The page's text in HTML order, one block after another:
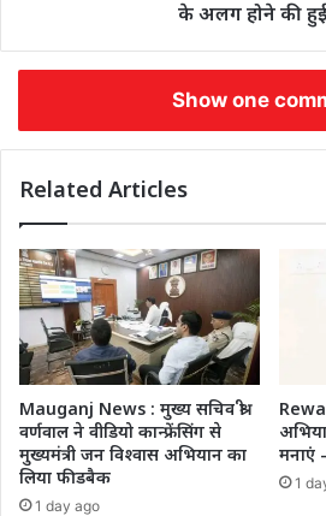
के अलग होने की हुई
Show one
Related Articles
Mauganj News : मुख्य सचिव श्री
वर्णवाल ने वीडियो कान्फ्रेंसिंग से
मुख्यमंत्री जन विश्वास अभियान का
लिया फीडबैक
1 day ago
मनाएं
1